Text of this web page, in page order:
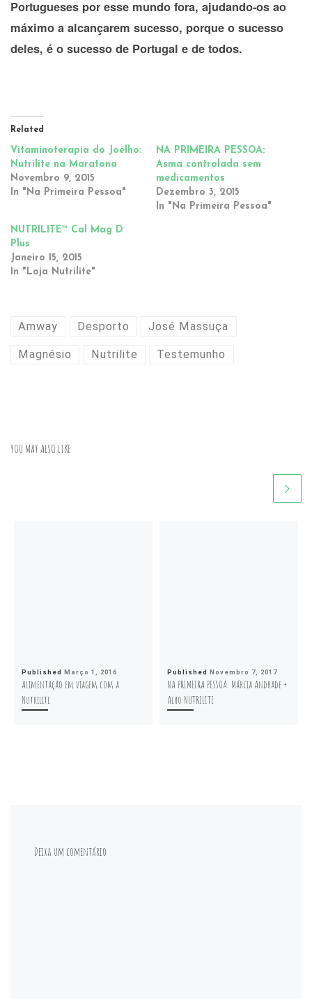
Portugueses por esse mundo fora, ajudando-os ao
máximo a alcançarem sucesso, porque o sucesso
deles, é o sucesso de Portugal e de todos.
Related
Vitaminoterapia do Joelho:
Nutrilite na Maratona
Novembro 9, 2015
In "Na Primeira Pessoa"
NA PRIMEIRA PESSOA:
Asma controlada sem
medicamentos
Dezembro 3, 2015
In "Na Primeira Pessoa"
NUTRILITE™ Cal Mag D
Plus
Janeiro 15, 2015
In "Loja Nutrilite"
Amway Desporto José Massuça
Magnésio Nutrilite Testemunho
YOU MAY ALSO LIKE
Published Março 1, 2016
Alimentação em viagem com a
Nutrilite
Published Novembro 7, 2017
NA PRIMEIRA PESSOA: Márcia Andrade +
Alho NUTRILITE
Deixa um comentário